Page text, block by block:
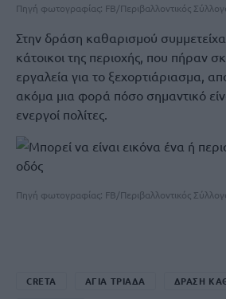
Πηγή φωτογραφίας: FB/Περιβαλλοντικός
Στην δράση καθαρισμού
κάτοικοι της περιοχής, που πήραν
εργαλεία για το ξεχορτιάριασμα,
ακόμα μια φορά πόσο σημαντικό
ενεργοί πολίτες.
Πηγή φωτογραφίας: FB/Περιβαλλοντικός
CRETA ΑΓΙΑ ΤΡΙΑΔΑ ΔΡΑΣΗ